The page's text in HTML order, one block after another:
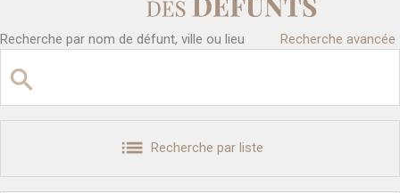
Recherche par nom de défunt, ville ou lieu Recherche avancée
Recherche par liste